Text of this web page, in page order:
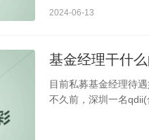
2024-06-13
基金经理干什
目前私募基金经理待
不久前，深圳一名qdii(